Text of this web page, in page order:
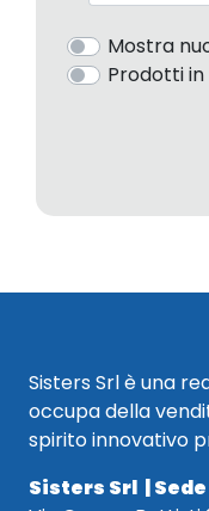
Mostra
Prodotti
Sisters Srl è una
occupa della
spirito innovativo
Sisters Srl |